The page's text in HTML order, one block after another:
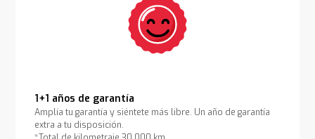
1+1 años de garantía
Amplía tu garantía y siéntete más libre. Un año de garantía
extra a tu disposición.